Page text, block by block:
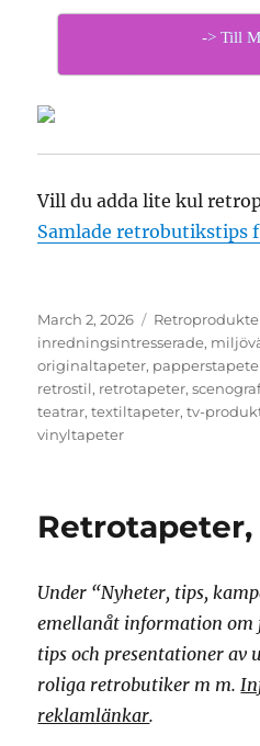
-> Till
Vill du adda lite kul
Samlade retrobutikstips
Posted
on
March 2, 2026 Categories
inredningsintresserade,
originaltapeter,
retrostil, retrotapeter,
teatrar,textiltapeter,tv-
vinyltapeter
Retrotapeter,
Under “Nyheter, tips,
emellanåt information
tips och presentationer av
roliga retrobutiker m m.
reklamlänkar.